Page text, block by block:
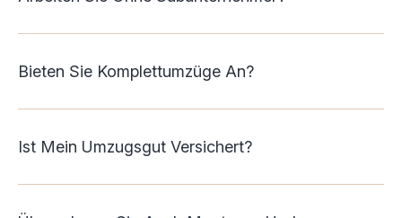
Bieten Sie Komplettumzüge An?
Ist Mein Umzugsgut Versichert?